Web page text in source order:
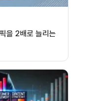
을 2배로 늘리는